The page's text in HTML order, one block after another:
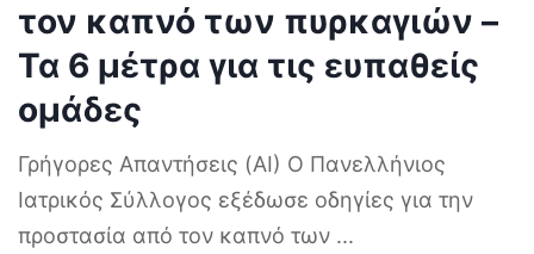
τον καπνό των πυρκαγιών –
Τα 6 μέτρα για τις ευπαθείς
ομάδες
Γρήγορες Απαντήσεις (AI) Ο Πανελλήνιος
Ιατρικός Σύλλογος εξέδωσε οδηγίες για την
προστασία από τον καπνό των ...